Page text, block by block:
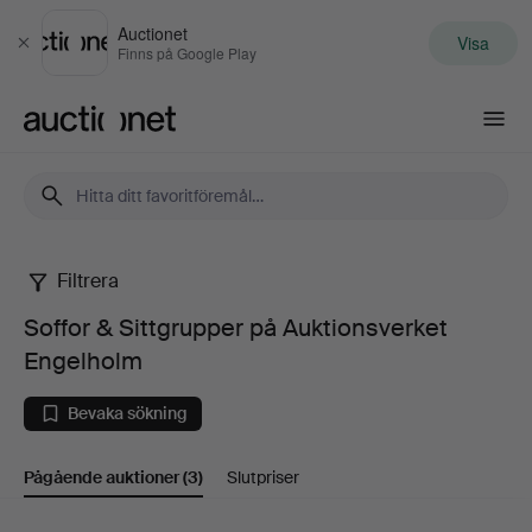
Stäng
Auctionet
Finns på Google Play Visa
Soffor
Sittgrupper
på
Filtrera
Soffor & Sittgrupper på Auktionsverket
Engelholm
Bevaka sökning
Pågående auktioner(3) Slutpriser